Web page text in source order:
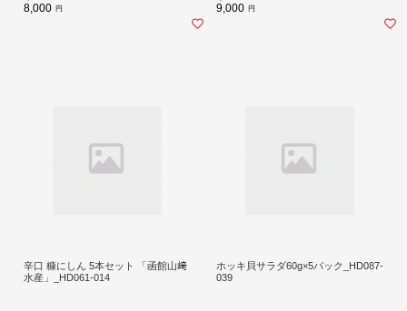
8,000 円 9,000 円
辛口 糠にしん 5本セット 「函館山﨑
水産」_HD061-014
ホッキ貝サラダ60g×5パック_HD087-
039